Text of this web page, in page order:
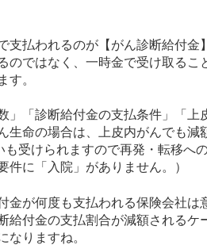
支払われるのが【がん診断給付金
のではなく、一時金で受け取るこ
す。
」「診断給付金の支払条件」「上
生命の場合は、上皮内がんでも減
受けられますので再発・転移へ
件に「入院」がありません。）
金が何度も支払われる保険会社は
給付金の支払割合が減額されるケ
なりますね。